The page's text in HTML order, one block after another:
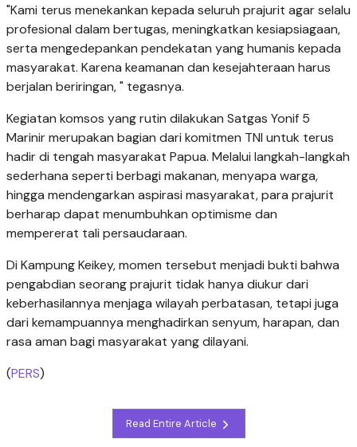
"Kami terus menekankan kepada seluruh prajurit agar selalu
profesional dalam bertugas, meningkatkan kesiapsiagaan,
serta mengedepankan pendekatan yang humanis kepada
masyarakat. Karena keamanan dan kesejahteraan harus
berjalan beriringan, " tegasnya.
Kegiatan komsos yang rutin dilakukan Satgas Yonif 5
Marinir merupakan bagian dari komitmen TNI untuk terus
hadir di tengah masyarakat Papua. Melalui langkah-langkah
sederhana seperti berbagi makanan, menyapa warga,
hingga mendengarkan aspirasi masyarakat, para prajurit
berharap dapat menumbuhkan optimisme dan
mempererat tali persaudaraan.
Di Kampung Keikey, momen tersebut menjadi bukti bahwa
pengabdian seorang prajurit tidak hanya diukur dari
keberhasilannya menjaga wilayah perbatasan, tetapi juga
dari kemampuannya menghadirkan senyum, harapan, dan
rasa aman bagi masyarakat yang dilayani.
(PERS)
Read Entire Article